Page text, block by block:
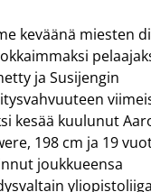
keväänä miesten
ja Susijengin
kesää kuulunut
198 cm ja 19
joukkueensa
yliopistoliiga